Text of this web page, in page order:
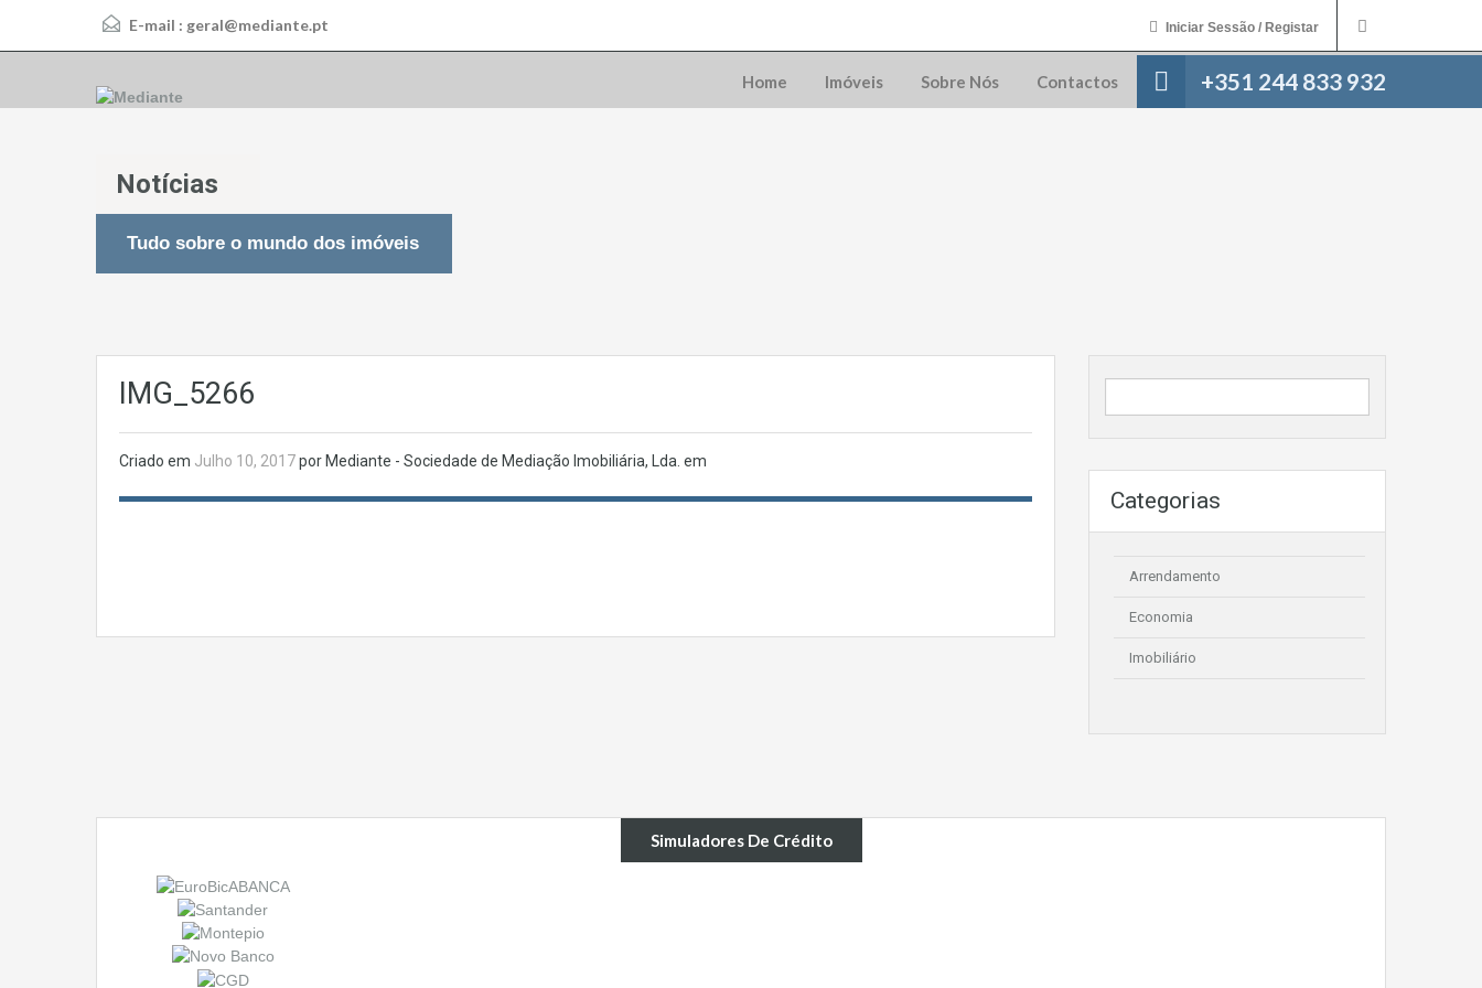
E-mail : geral@mediante.pt Iniciar Sessão / Registar
+351 244 833 932
Home Imóveis Sobre Nós Contactos
Notícias
Tudo sobre o mundo dos imóveis
IMG_5266
Criado em Julho 10, 2017por Mediante - Sociedade de Mediação Imobiliária, Lda. em
Categorias
Arrendamento
Economia
Imobiliário
Simuladores De Crédito